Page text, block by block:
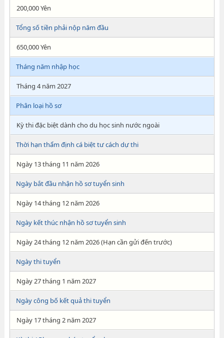
200,000 Yên
Tổng số tiền phải nộp năm đầu
650,000 Yên
Tháng năm nhập học
Tháng 4 năm 2027
Phân loại hồ sơ
Kỳ thi đặc biệt dành cho du học sinh nước ngoài
Thời hạn thẩm định cá biệt tư cách dự thi
Ngày 13 tháng 11 năm 2026
Ngày bắt đầu nhận hồ sơ tuyển sinh
Ngày 14 tháng 12 năm 2026
Ngày kết thúc nhận hồ sơ tuyển sinh
Ngày 24 tháng 12 năm 2026 (Hạn cần gửi đến trước)
Ngày thi tuyển
Ngày 27 tháng 1 năm 2027
Ngày công bố kết quả thi tuyển
Ngày 17 tháng 2 năm 2027